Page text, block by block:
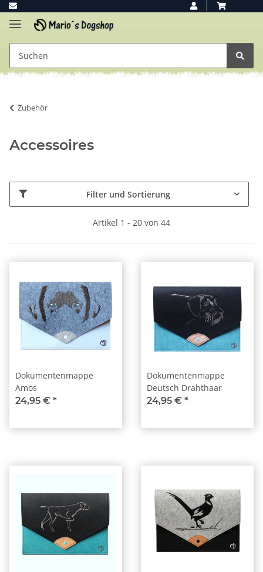
Zubehör
Accessoires
Filter und Sortierung
Artikel 1 - 20 von 44
Dokumentenmappe
Amos
24,95 € *
Dokumentenmappe
Deutsch Drahthaar
24,95 € *